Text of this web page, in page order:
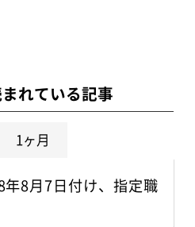
れている記事
1ヶ月
8月7日付け、指定職